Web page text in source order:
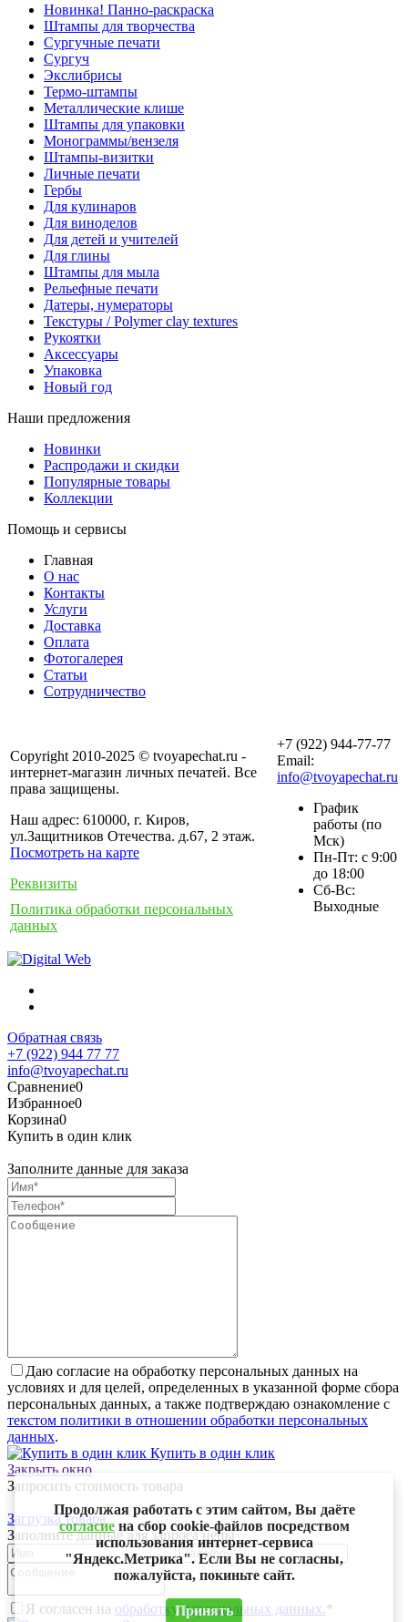
Новинка! Панно-раскраска
Штампы для творчества
Сургучные печати
Сургуч
Экслибрисы
Термо-штампы
Металлические клише
Штампы для упаковки
Монограммы/вензеля
Штампы-визитки
Личные печати
Гербы
Для кулинаров
Для виноделов
Для детей и учителей
Для глины
Штампы для мыла
Рельефные печати
Датеры, нумераторы
Текстуры / Polymer clay textures
Рукоятки
Аксессуары
Упаковка
Новый год
Наши предложения
Новинки
Распродажи и скидки
Популярные товары
Коллекции
Помощь и сервисы
Главная
О нас
Контакты
Услуги
Доставка
Оплата
Фотогалерея
Статьи
Сотрудничество
Copyright 2010-2025 © tvoyapechat.ru -
интернет-магазин личных печатей. Все
права защищены.
Наш адрес: 610000, г. Киров,
ул.Защитников Отечества. д.67, 2 этаж.
Посмотреть на карте
Реквизиты
Политика обработки персональных
данных
+7 (922) 944-77-77
Email:
info@tvoyapechat.ru
График
работы (по
Мск)
Пн-Пт: с 9:00
до 18:00
Сб-Вс:
Выходные
Обратная связь
+7 (922) 944 77 77
info@tvoyapechat.ru
Сравнение0
Избранное0
Корзина0
Купить в один клик
Заполните данные для заказа
Даю согласие на обработку персональных данных на
условиях и для целей, определенных в указанной форме сбора
персональных данных, а также подтверждаю ознакомление с
текстом политики в отношении обработки персональных
данных.
Купить в один клик
Закрыть окно
Запросить стоимость товара
Загрузка товара
Заполните данные для запроса цены
Я согласен на обработку персональных данных.*
Продолжая работать с этим сайтом, Вы даёте
согласиена сбор cookie-файлов посредством
использования интернет-сервиса
"Яндекс.Метрика". Если Вы не согласны,
пожалуйста, покиньте сайт.
Принять